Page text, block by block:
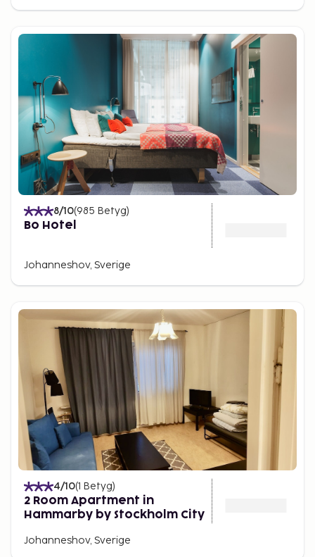
8/10(985 Betyg)
Bo Hotel
Johanneshov, Sverige
4/10(1 Betyg)
2 Room Apartment in
Hammarby by Stockholm City
Johanneshov, Sverige